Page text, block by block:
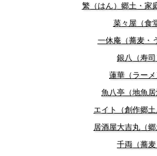
繁（はん）郷土・家
菜々屋（食
一休庵（蕎麦・
銀八（寿司
蓮華（ラーメ
魚八亭（地魚居
エイト（創作郷土
居酒屋大吉丸（郷
千両（蕎麦